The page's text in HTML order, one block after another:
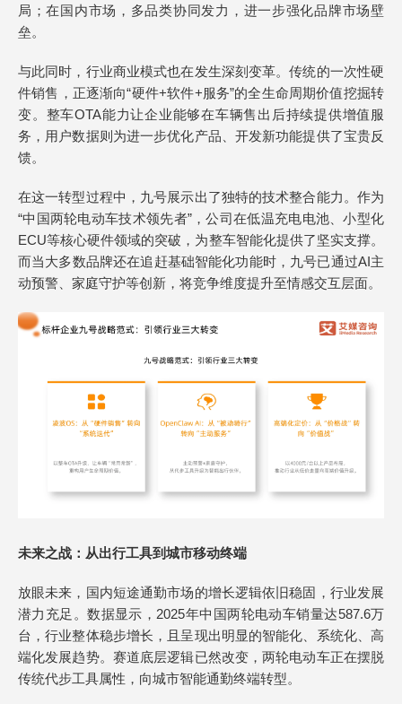
局；在国内市场，多品类协同发力，进一步强化品牌市场壁
垒。
与此同时，行业商业模式也在发生深刻变革。传统的一次性硬
件销售，正逐渐向“硬件+软件+服务”的全生命周期价值挖掘转
变。整车OTA能力让企业能够在车辆售出后持续提供增值服
务，用户数据则为进一步优化产品、开发新功能提供了宝贵反
馈。
在这一转型过程中，九号展示出了独特的技术整合能力。作为
“中国两轮电动车技术领先者”，公司在低温充电电池、小型化
ECU等核心硬件领域的突破，为整车智能化提供了坚实支撑。
而当大多数品牌还在追赶基础智能化功能时，九号已通过AI主
动预警、家庭守护等创新，将竞争维度提升至情感交互层面。
未来之战：从出行工具到城市移动终端
放眼未来，国内短途通勤市场的增长逻辑依旧稳固，行业发展
潜力充足。数据显示，2025年中国两轮电动车销量达587.6万
台，行业整体稳步增长，且呈现出明显的智能化、系统化、高
端化发展趋势。赛道底层逻辑已然改变，两轮电动车正在摆脱
传统代步工具属性，向城市智能通勤终端转型。